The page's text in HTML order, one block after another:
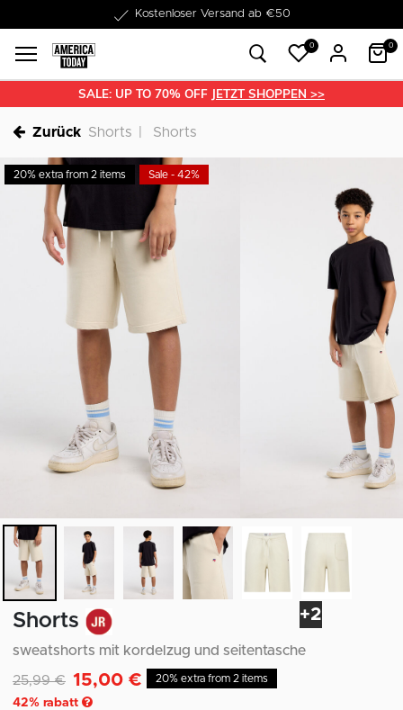
1-3 Werktage Lieferzeit
0 0
SALE: UP TO 70% OFF JETZT SHOPPEN >>
Zurück Shorts Shorts
+2
20% extra from 2 items Sale - 42%
Shorts
sweatshorts mit kordelzug und seitentasche
Reduziert von
25,99 €auf15,00 €
42% rabatt
20% extra from 2 items